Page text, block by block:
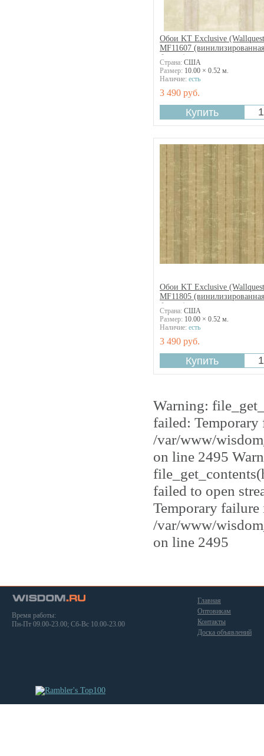
Обои KT Exclusive
MF11607 (винилизированная
бумага)
Страна: США
Размер: 10.00 × 0.52 м.
Наличие: есть
3 490 руб.
Обои KT Exclusive
MF11805 (винилизированная
бумага)
Страна: США
Размер: 10.00 × 0.52 м.
Наличие: есть
3 490 руб.
Warning:
failed:
/var/www/
on line 2495
failed to open
Temporary
/var/www/
on line 2495
Время работы:
Пн-Пт 09.00-23.00; Сб-Вс 10.00-23.00
Главная
Оптовикам
Контакты
Доска объявлений